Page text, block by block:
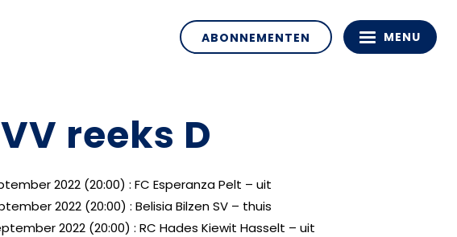
ABONNEMENTEN MENU
reeks D
2022 (20:00) : FC Esperanza Pelt – uit
2022 (20:00) : Belisia Bilzen SV – thuis
2022 (20:00) : RC Hades Kiewit Hasselt – uit